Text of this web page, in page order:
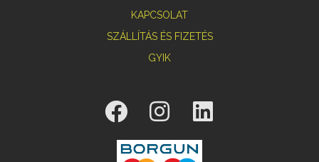
KAPCSOLAT
SZÁLLÍTÁS ÉS FIZETÉS
GYIK